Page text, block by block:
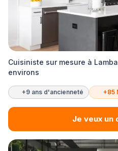
Cuisiniste sur mesure à
environs
+9 ans d'ancienneté +85
Je veux un